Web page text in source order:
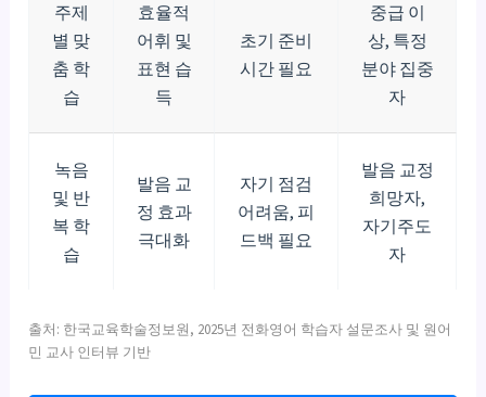
주제
별 맞
춤 학
습
효율적
어휘 및
표현 습
득
초기 준비
시간 필요
중급 이
상, 특정
분야 집중
자
녹음
및 반
복 학
습
발음 교
정 효과
극대화
자기 점검
어려움, 피
드백 필요
발음 교정
희망자,
자기주도
자
출처: 한국교육학술정보원, 2025년 전화영어 학습자 설문조사 및 원어
민 교사 인터뷰 기반